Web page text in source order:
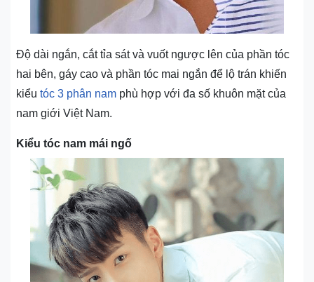
Độ dài ngắn, cắt tỉa sát và vuốt ngược lên của phần tóc
hai bên, gáy cao và phần tóc mai ngắn để lộ trán khiến
kiểu tóc 3 phân nam phù hợp với đa số khuôn mặt của
nam giới Việt Nam.
Kiểu tóc nam mái ngố